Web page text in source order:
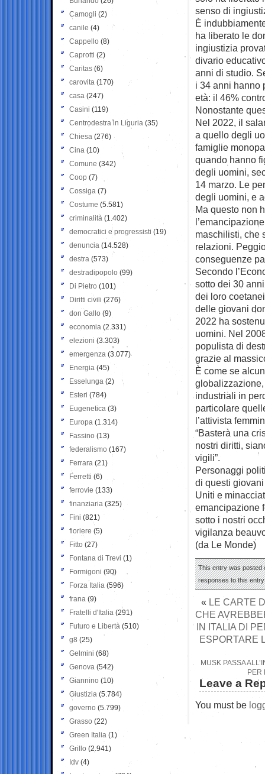
senso di
È
ha liberato le
ingiustizia
divario
anni di studio.
i 34 anni hanno
età: il 46%
Nonostante
Nel 2022, il
a quello degli
famiglie
quando hanno
degli uomini,
14 marzo. Le
degli uomini, e
Ma questo non
maschilisti, che
relazioni.
conseguenze
Secondo
sotto dei 30
dei loro
delle giovani
2022 ha
uomini. Nel
populista di
grazie al
È come se
industriali in
particolare
l’attivista
“Basterà una
nostri diritti,
vigili”.
Personaggi
di questi
Uniti e
emancipazione
sotto i nostri
vigilanza
(da Le Monde)
This entry was posted
responses to this
« LE CARTE
CHE
IN ITALIA DI
ESPORTARE
MUSK PASSA
PER
Leave a
You must be
Camogli (2)
canile (4)
Cappello (8)
Caprotti (2)
Caritas (6)
carovita (170)
casa (247)
Casini (119)
Centrodestra in Liguria (35)
Chiesa (276)
Cina (10)
Comune (342)
Coop (7)
Cossiga (7)
Costume (5.581)
criminalità (1.402)
democratici e progressisti (19)
denuncia (14.528)
destra (573)
destradipopolo (99)
Di Pietro (101)
Diritti civili (276)
don Gallo (9)
economia (2.331)
elezioni (3.303)
emergenza (3.077)
Energia (45)
Esselunga (2)
Esteri (784)
Eugenetica (3)
Europa (1.314)
Fassino (13)
federalismo (167)
Ferrara (21)
Ferretti (6)
ferrovie (133)
finanziaria (325)
Fini (821)
fioriere (5)
Fitto (27)
Fontana di Trevi (1)
Formigoni (90)
Forza Italia (596)
frana (9)
Fratelli d'Italia (291)
Futuro e Libertà (510)
g8 (25)
Gelmini (68)
Genova (542)
Giannino (10)
Giustizia (5.784)
governo (5.799)
Grasso (22)
Green Italia (1)
Grillo (2.941)
Idv (4)